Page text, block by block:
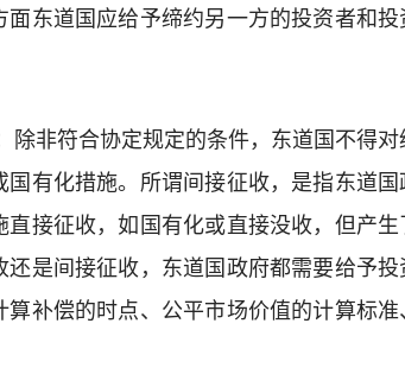
东道国应给予缔约另一方的投资者和投
除非符合协定规定的条件，东道国不得对
有化措施。所谓间接征收， 是指东道国
直接征收，如国有化或直接没收，但产生
还是间接征收，东道国政府都需要给予投
补偿的时点、公平市场价值的计算标准、